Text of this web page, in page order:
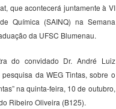
que acontecerá juntamente à VI
Química (SAINQ) na Semana
da UFSC Blumenau.
do convidado Dr. André Luiz
da WEG Tintas, sobre o
” na quinta-feira, 10 de outubro,
Ribeiro Oliveira (B125).